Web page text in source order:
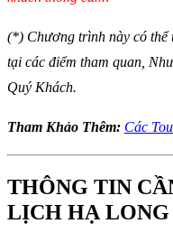
(*) Chương trình này có thể
tại các điểm tham quan,
Quý Khách.
Tham Khảo Thêm: Các
THÔNG TIN
LỊCH HẠ LONG